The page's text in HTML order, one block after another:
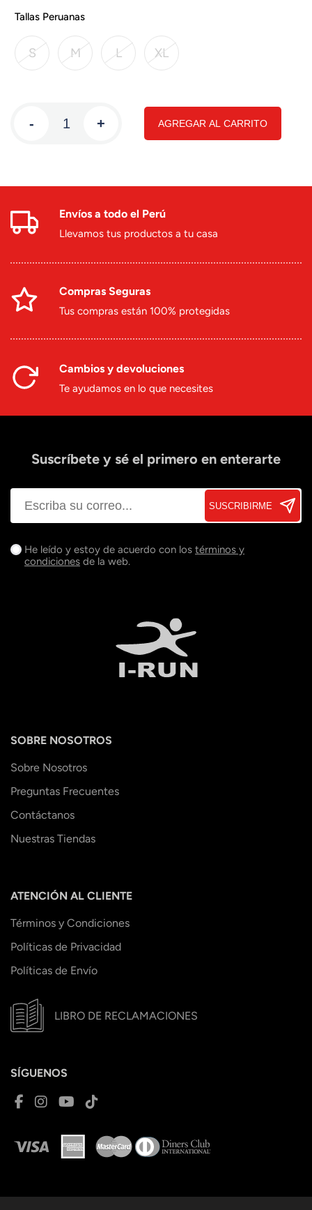
Tallas Peruanas
S M L XL
- + AGREGAR AL CARRITO
Envíos a todo el Perú
Llevamos tus productos a tu casa
Compras Seguras
Tus compras están 100% protegidas
Cambios y devoluciones
Te ayudamos en lo que necesites
Suscríbete y sé el primero en enterarte
SUSCRIBIRME
He leído y estoy de acuerdo con los términos y
condiciones de la web.
SOBRE NOSOTROS
Sobre Nosotros
Preguntas Frecuentes
Contáctanos
Nuestras Tiendas
ATENCIÓN AL CLIENTE
Términos y Condiciones
Políticas de Privacidad
Políticas de Envío
LIBRO DE RECLAMACIONES
SÍGUENOS